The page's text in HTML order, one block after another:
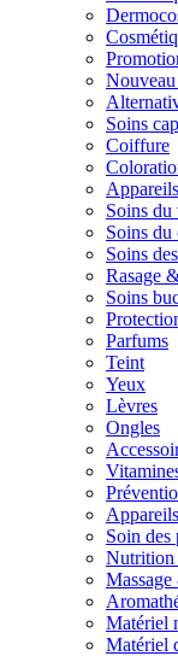
Nouveau
Soins
Coiffure
Soins du
Soins du
Soins
Rasage
Soins
Parfums
Teint
Yeux
Lèvres
Ongles
Soin des
Nutrition
Matériel
Matériel